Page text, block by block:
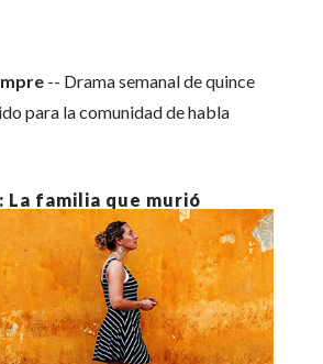
-- Drama semanal de quince
para la comunidad de habla
La familia que murió